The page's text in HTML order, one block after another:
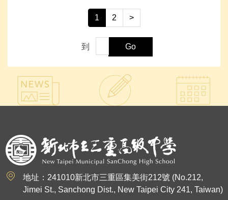
1 2 >
到 Go
地址：241010新北市三重區集美街212號 (No.212,
Jimei St., Sanchong Dist., New Taipei City 241, Taiwan)